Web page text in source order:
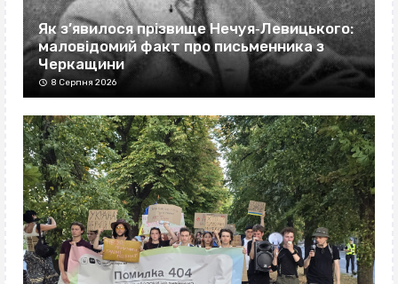
Як з’явилося прізвище Нечуя‐Левицького:
маловідомий факт про письменника з
Черкащини
8 Серпня 2026